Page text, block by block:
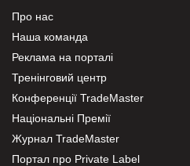
Про нас
Наша команда
Реклама на порталі
Тренінговий центр
Конференції TradeMaster
Національні Премії
Журнал TradeMaster
Портал про Private Label